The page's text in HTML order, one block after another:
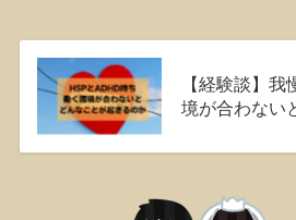
【経験談】
境が合わない